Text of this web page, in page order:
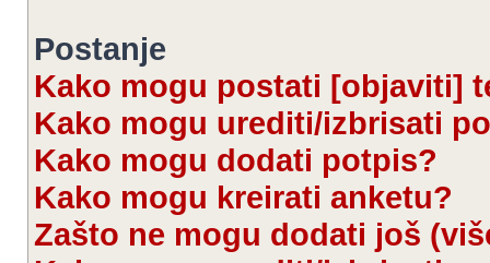
Postanje
Kako mogu postati [objaviti]
Kako mogu urediti/izbrisati
Kako mogu dodati potpis?
Kako mogu kreirati anketu?
Zašto ne mogu dodati još